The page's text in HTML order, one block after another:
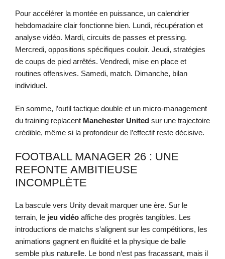
Pour accélérer la montée en puissance, un calendrier
hebdomadaire clair fonctionne bien. Lundi, récupération et
analyse vidéo. Mardi, circuits de passes et pressing.
Mercredi, oppositions spécifiques couloir. Jeudi, stratégies
de coups de pied arrêtés. Vendredi, mise en place et
routines offensives. Samedi, match. Dimanche, bilan
individuel.
En somme, l’outil tactique double et un micro-management
du training replacent Manchester United sur une trajectoire
crédible, même si la profondeur de l’effectif reste décisive.
FOOTBALL MANAGER 26 : UNE
REFONTE AMBITIEUSE
INCOMPLÈTE
La bascule vers Unity devait marquer une ère. Sur le
terrain, le jeu vidéo affiche des progrès tangibles. Les
introductions de matchs s’alignent sur les compétitions, les
animations gagnent en fluidité et la physique de balle
semble plus naturelle. Le bond n’est pas fracassant, mais il